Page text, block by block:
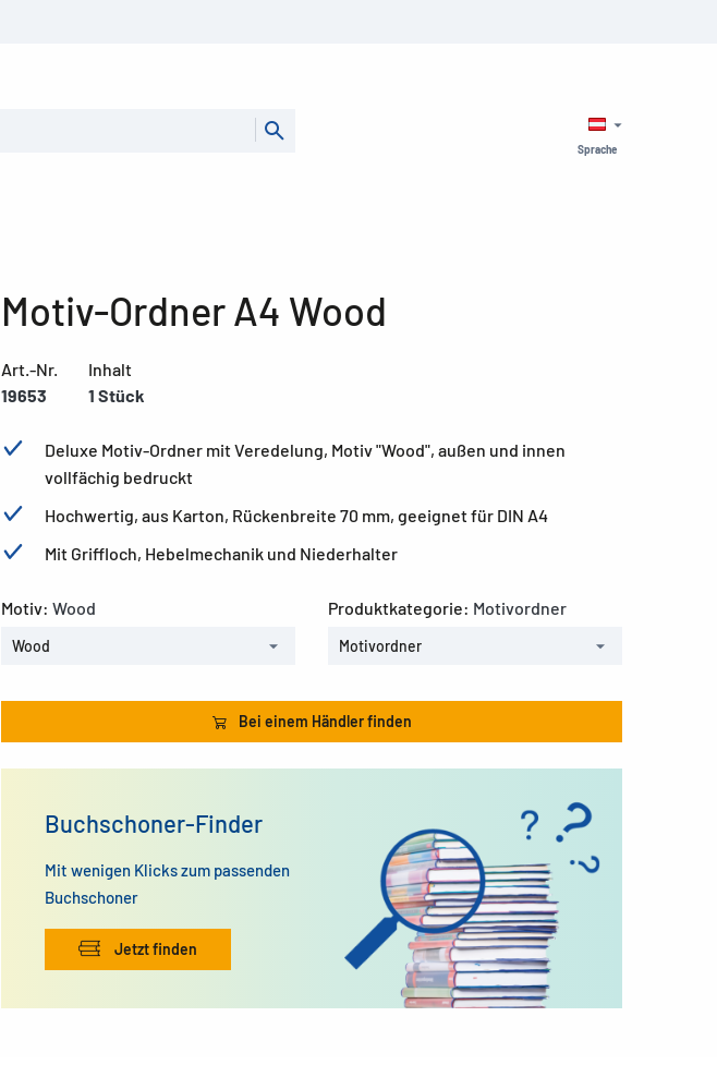
Sprache
Motiv-Ordner A4 Wood
Art.-Nr.
19653
Inhalt
1 Stück
Deluxe Motiv-Ordner mit Veredelung, Motiv "Wood", außen und innen
vollfächig bedruckt
Hochwertig, aus Karton, Rückenbreite 70 mm, geeignet für DIN A4
Mit Griffloch, Hebelmechanik und Niederhalter
Motiv: Wood
Wood
Produktkategorie: Motivordner
Motivordner
Bei einem Händler finden
Buchschoner-Finder
Mit wenigen Klicks zum passenden
Buchschoner
Jetzt finden